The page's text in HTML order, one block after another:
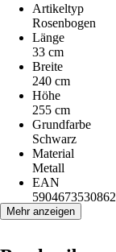
Artikeltyp
Rosenbogen
Länge
33 cm
Breite
240 cm
Höhe
255 cm
Grundfarbe
Schwarz
Material
Metall
EAN
5904673530862
Mehr anzeigen